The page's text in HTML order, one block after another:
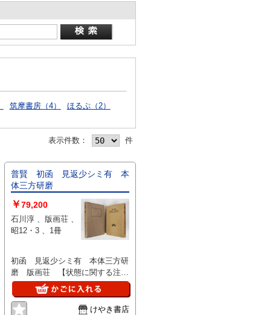
筑摩書房（4）
ほるぷ（2）
表示件数： 件
普賢 初函 見返少シミ有 本
体三方研磨
￥79,200
石川淳 、版画荘 、
昭12・3 、1冊
初函 見返少シミ有 本体三方研
磨 版画荘 【状態に関する注
意】けやき書店の掲載品は全て、
状態に関わらず「中古品（並）」
と表示されています。「日本の古
けやき書店